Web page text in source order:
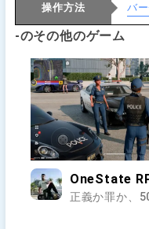
操作方法 バ
-のその他のゲーム
OneState
正義か罪か、